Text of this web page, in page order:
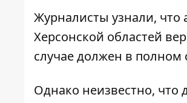
Журналисты узнали, что
Херсонской областей
случае должен в полном
Однако неизвестно, что